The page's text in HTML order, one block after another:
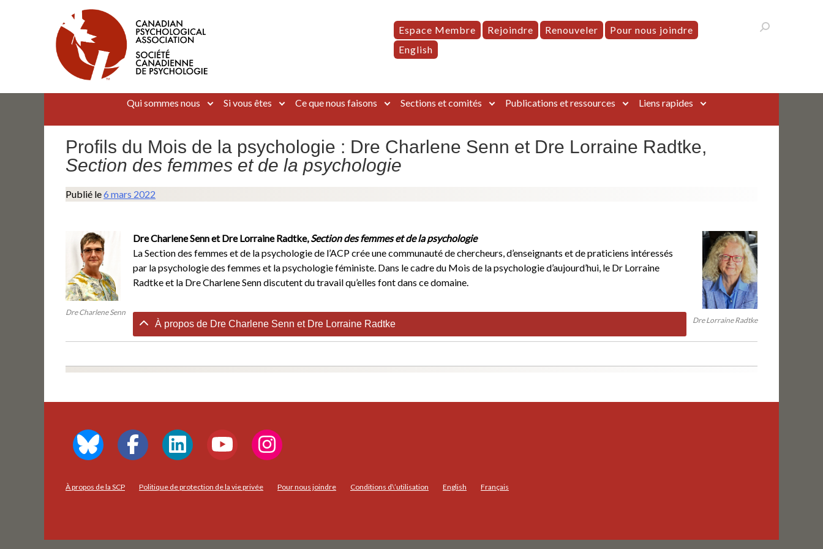
Canadian Psychological Association
The national voice for psychology in Canada
Espace Membre Rejoindre Renouveler
Pour nous joindre
English
Qui sommes nous Si vous êtes Ce que nous faisons Sections et comités Publications et ressources Liens rapides
Profils du Mois de la psychologie : Dre Charlene Senn et Dre Lorraine Radtke,
Section des femmes et de la psychologie
Publié le6 mars 2022
Dre Charlene Senn
Dre Lorraine Radtke
Dre Charlene Senn et Dre Lorraine Radtke,Section des femmes et de la psychologie
La Section des femmes et de la psychologie de l’ACP crée une communauté de chercheurs, d’enseignants et de praticiens intéressés
par la psychologie des femmes et la psychologie féministe. Dans le cadre du Mois de la psychologie d’aujourd’hui, le Dr Lorraine
Radtke et la Dre Charlene Senn discutent du travail qu’elles font dans ce domaine.
À propos de Dre Charlene Senn et Dre Lorraine Radtke
À propos de la SCP Politique de protection de la vie privée Pour nous joindre Conditions d\’utilisation English Français